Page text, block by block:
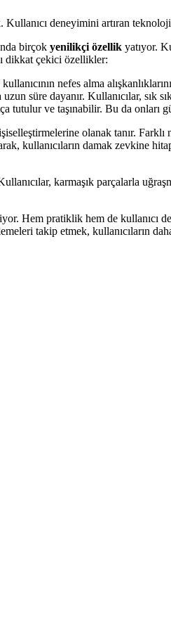
deneyimini artıran
birçok yenilikçi özellik yatıyor.
dikkat çekici özellikler:
nefes alma
süre dayanır. Kullanıcılar, sık
tutulur ve taşınabilir. Bu da onları
olanak tanır.
kullanıcıların damak zevkine
karmaşık parçalarla
Hem pratiklik hem de kullanıcı
takip etmek, kullanıcıların